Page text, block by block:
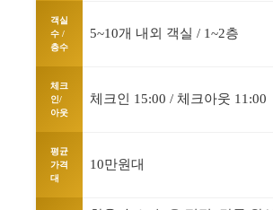
객실
수 /
층수
5~10개 내외 객실 / 1~2층
체크
인/
아웃
체크인 15:00 / 체크아웃 11:00
평균
가격
대
10만원대